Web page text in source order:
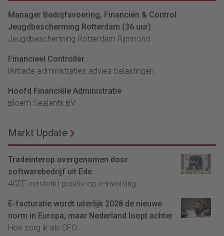
Manager Bedrijfsvoering, Financiën & Control
Jeugdbescherming Rotterdam (36 uur)
Jeugdbescherming Rotterdam Rijnmond
Financieel Controller
lArcade administraties-advies-belastingen
Hoofd Financiële Administratie
Bloem Sealants BV
Markt Update
Tradeinterop overgenomen door
softwarebedrijf uit Ede
4CEE versterkt positie op e-invoicing...
E-facturatie wordt uiterlijk 2028 de nieuwe
norm in Europa, maar Nederland loopt achter
Hoe zorg ik als CFO...